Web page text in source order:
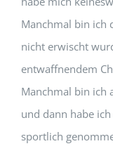
Manchmal bin ich
nicht erwischt
entwaffnendem
Manchmal bin ich
und dann habe
sportlich